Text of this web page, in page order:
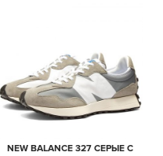
NEW BALANCE 327 СЕРЫЕ С